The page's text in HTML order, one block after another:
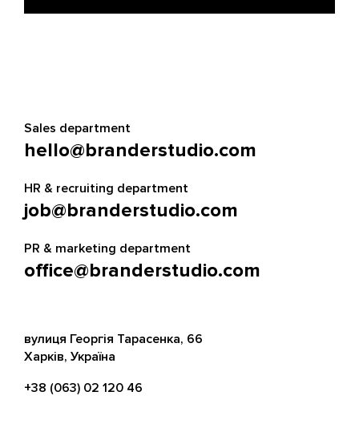
Sales department
hello@branderstudio.com
HR & recruiting department
job@branderstudio.com
PR & marketing department
office@branderstudio.com
вулиця Георгія Тарасенка, 66
Харків, Україна
+38 (063) 02 120 46